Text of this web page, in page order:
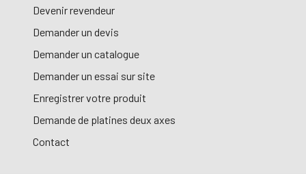
Devenir revendeur
Demander un devis
Demander un catalogue
Demander un essai sur site
Enregistrer votre produit
Demande de platines deux axes
Contact